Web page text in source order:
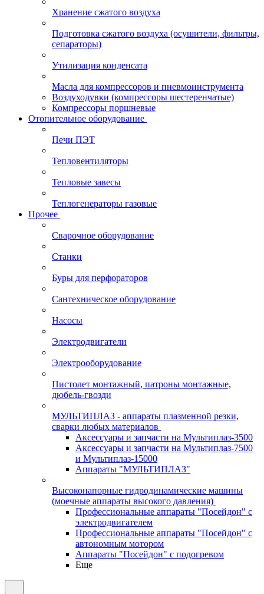
Хранение сжатого воздуха
Подготовка сжатого воздуха (осушители, фильтры,
сепараторы)
Утилизация конденсата
Масла для компрессоров и пневмоинструмента
Воздуходувки (компрессоры шестеренчатые)
Компрессоры поршневые
Отопительное оборудование
Печи ПЭТ
Тепловентиляторы
Тепловые завесы
Теплогенераторы газовые
Прочее
Сварочное оборудование
Станки
Буры для перфораторов
Сантехническое оборудование
Насосы
Электродвигатели
Электрооборудование
Пистолет монтажный, патроны монтажные,
дюбель-гвозди
МУЛЬТИПЛАЗ - аппараты плазменной резки,
сварки любых материалов
Аксессуары и запчасти на Мультиплаз-3500
Аксессуары и запчасти на Мультиплаз-7500
и Мультиплаз-15000
Аппараты "МУЛЬТИПЛАЗ"
Высоконапорные гидродинамические машины
(моечные аппараты высокого давления)
Профессиональные аппараты "Посейдон" с
электродвигателем
Профессиональные аппараты "Посейдон" с
автономным мотором
Аппараты "Посейдон" с подогревом
Еще